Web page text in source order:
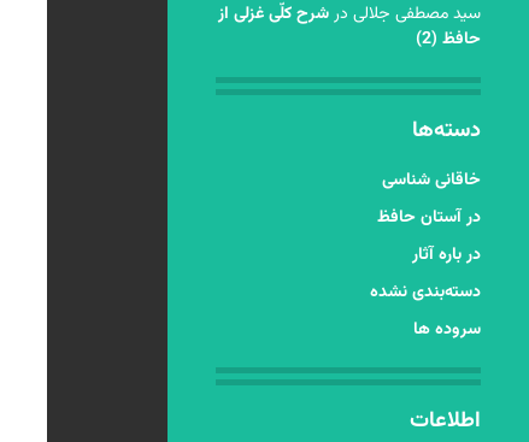
سید مصطفی جلالی درشرح کلّی غزلی از
حافظ (2)
دسته‌ها
خاقانی شناسی
در آستان حافظ
در باره آثار
دسته‌بندی نشده
سروده ها
اطلاعات